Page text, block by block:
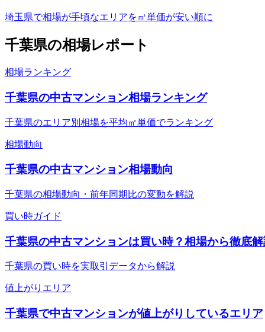
埼玉県で相場が手頃なエリアを㎡単価が安い順に
千葉県の相場レポート
相場ランキング
千葉県の中古マンション相場ランキング
千葉県のエリア別相場を平均㎡単価でランキング
相場動向
千葉県の中古マンション相場動向
千葉県の相場動向・前年同期比の変動を解説
買い時ガイド
千葉県の中古マンションは買い時？相場から徹底
千葉県の買い時を実取引データから解説
値上がりエリア
千葉県で中古マンションが値上がりしているエリア